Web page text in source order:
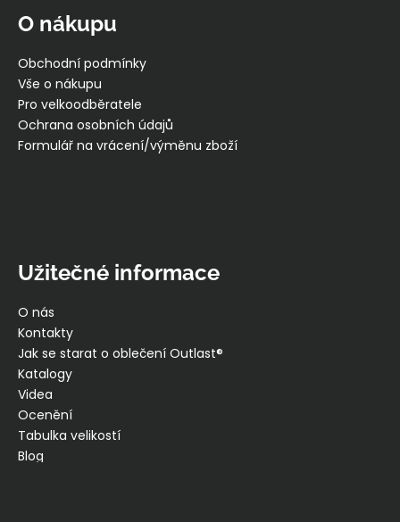
O nákupu
Obchodní podmínky
Vše o nákupu
Pro velkoodběratele
Ochrana osobních údajů
Formulář na vrácení/výměnu zboží
Užitečné informace
O nás
Kontakty
Jak se starat o oblečení Outlast®
Katalogy
Videa
Ocenění
Tabulka velikostí
Blog